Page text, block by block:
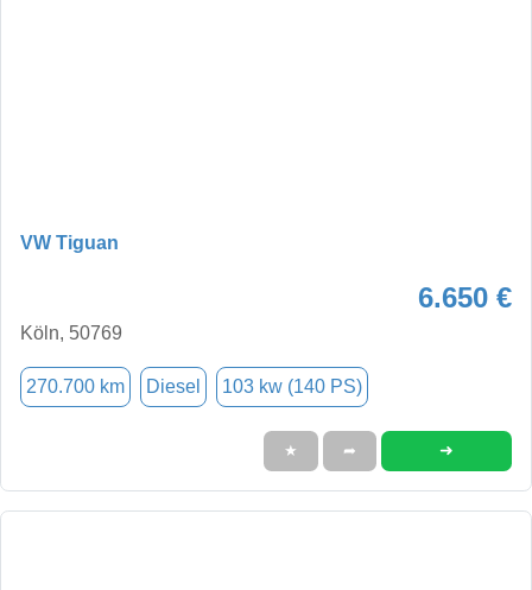
VW Tiguan
6.650 €
Köln, 50769
270.700 km Diesel 103 kw (140 PS)
★ ➦ ➜